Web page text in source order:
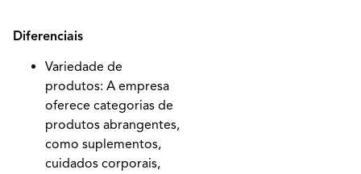
Diferenciais
Variedade de
produtos: A empresa
oferece categorias de
produtos abrangentes,
como suplementos,
cuidados corporais,